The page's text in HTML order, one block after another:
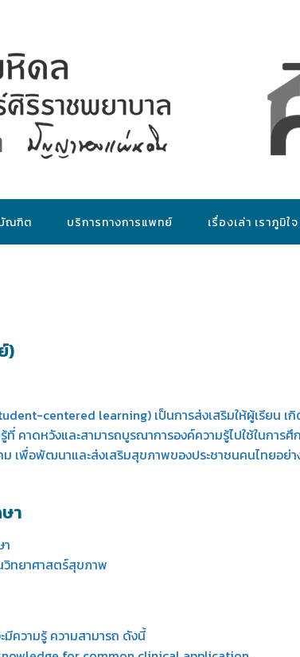
ณฑิต บริการทางการแพทย์ เรื่องเล่า เราภูมิใจ
)
centered learning) เป็นการส่งเสริมให้ผู้เรียน
คาดหวังและสามารถบูรณาการองค์ความรู้ไปใช้ในกา
เพื่อพัฒนาและส่งเสริมสุขภาพของประชาชนคนไทยอ
า
ทยาศาสตร์สุขภาพ
วามรู้ ความสามารถ ดังนี้